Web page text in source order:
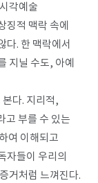
각예술
적 맥락 속에
다. 한 맥락에서
지닐 수도, 아예
다. 지리적,
고 부를 수 있는
여 이해되고
자들이 우리의
거처럼 느껴진다.